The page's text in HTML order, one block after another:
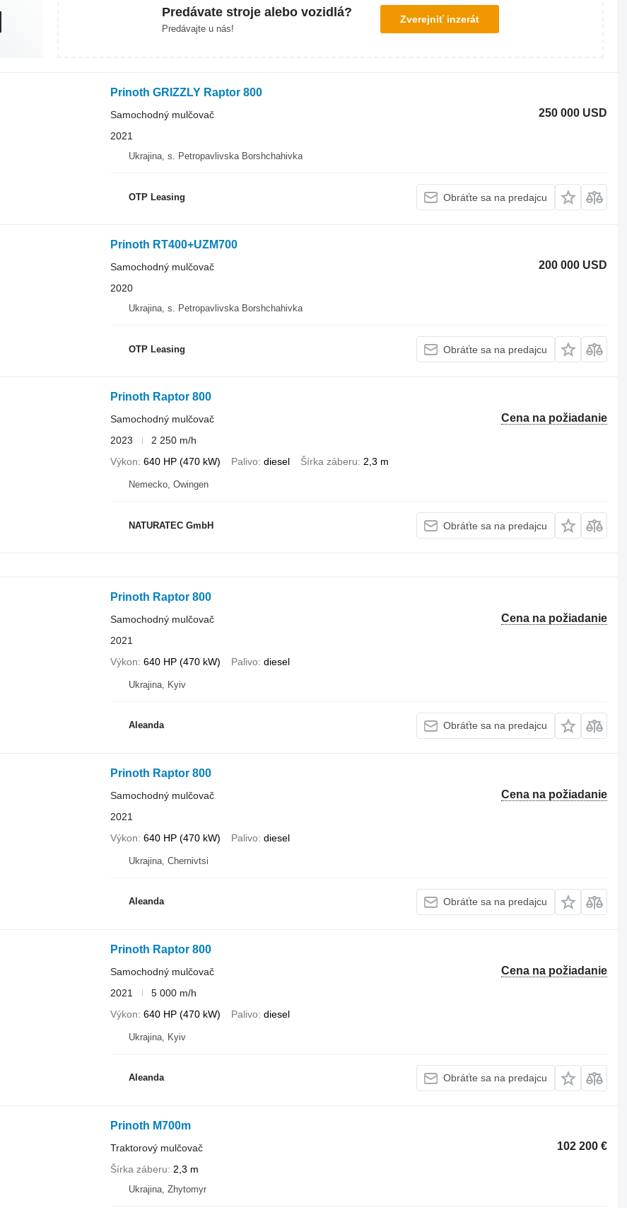
Predávate stroje alebo vozidlá?
Predávajte u nás!
Zverejniť inzerát
Prinoth GRIZZLY Raptor 800
250 000 USD
Samochodný mulčovač
2021
Ukrajina, s. Petropavlivska Borshchahivka
OTP Leasing Obráťte sa na predajcu
Prinoth RT400+UZM700
200 000 USD
Samochodný mulčovač
2020
Ukrajina, s. Petropavlivska Borshchahivka
OTP Leasing Obráťte sa na predajcu
Prinoth Raptor 800
Cena na požiadanie
Samochodný mulčovač
2023
2 250 m/h
Výkon 640 HP (470 kW) Palivo diesel Šírka záberu 2,3 m
Nemecko, Owingen
NATURATEC GmbH Obráťte sa na predajcu
Prinoth Raptor 800
Cena na požiadanie
Samochodný mulčovač
2021
Výkon 640 HP (470 kW) Palivo diesel
Ukrajina, Kyiv
Aleanda Obráťte sa na predajcu
Prinoth Raptor 800
Cena na požiadanie
Samochodný mulčovač
2021
Výkon 640 HP (470 kW) Palivo diesel
Ukrajina, Chernivtsi
Aleanda Obráťte sa na predajcu
Prinoth Raptor 800
Cena na požiadanie
Samochodný mulčovač
2021
5 000 m/h
Výkon 640 HP (470 kW) Palivo diesel
Ukrajina, Kyiv
Aleanda Obráťte sa na predajcu
Prinoth M700m
102 200 €
Traktorový mulčovač
Šírka záberu
2,3 m
Ukrajina, Zhytomyr